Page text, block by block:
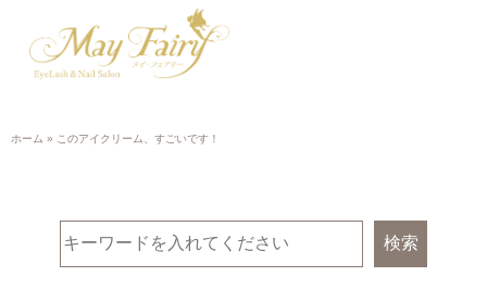
ホーム » このアイクリーム、すごいです！
検索